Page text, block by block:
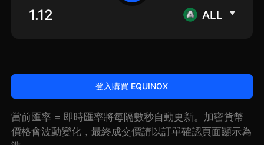
ALL
登入購買 EQUINOX
當前匯率 = 即時匯率將每隔數秒自動更新。加密貨幣
價格會波動變化，最終成交價請以訂單確認頁面顯示為